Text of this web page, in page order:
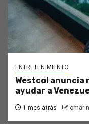
ENTRETENIMIENTO
Westcol anuncia
ayudar a
1 mes atrás omar